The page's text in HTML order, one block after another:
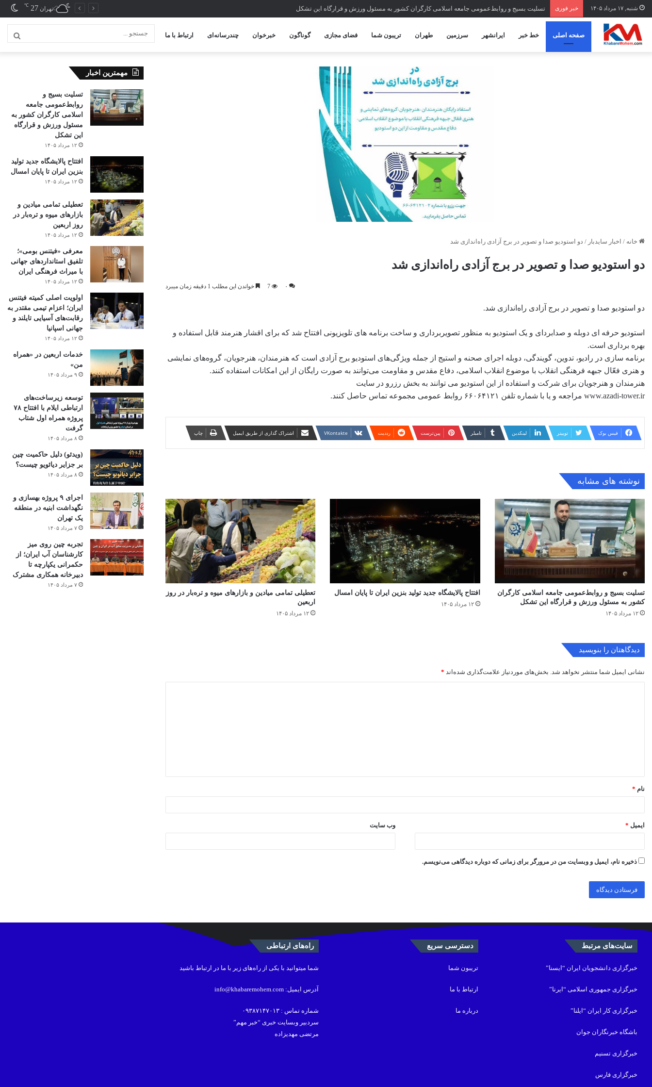
شنبه, ۱۷ مرداد ۱۴۰۵ خبر فوری تسلیت بسیج و روابط‌عمومی جامعه اسلامی کارگران کشور به مسئول ورزش و قرارگاه این تشکل تهران 27
℃
صفحه اصلی خط خبر ایرانشهر سرزمین طهران تریبون شما فضای مجازی گوناگون خبرخوان چندرسانه‌ای ارتباط با ما
خانه / اخبار سایدبار / دو استودیو صدا و تصویر در برج آزادی راه‌اندازی شد
دو استودیو صدا و تصویر در برج آزادی راه‌اندازی شد
۰ 7 خواندن این مطلب 1 دقیقه زمان میبرد
دو استودیو صدا و تصویر در برج آزادی راه‌اندازی شد.
استودیو حرفه ای دوبله و صدابردای و یک استودیو به منظور تصویربرداری و ساخت برنامه های تلویزیونی افتتاح شد که برای اقشار هنرمند قابل استفاده و
بهره برداری است.
برنامه سازی در رادیو، تدوین، گویندگی، دوبله اجرای صحنه و استیج از جمله ویژگی‌های استودیو برج آزادی است که هنرمندان، هنرجویان، گروه‌های نمایشی
و هنری فعّال جبهه فرهنگی انقلاب با موضوع انقلاب اسلامی، دفاع مقدس و مقاومت می‌توانند به صورت رایگان از این امکانات استفاده کنند.
هنرمندان و هنرجویان برای شرکت و استفاده از این استودیو می توانند به بخش رزرو در سایت
www.azadi-tower.ir مراجعه و یا با شماره تلفن ۶۶۰۶۴۱۲۱ روابط عمومی مجموعه تماس حاصل کنند.
فیس بوک توییتر لینکدین ‫تامبلر ‫پین‌ترست ‫رددیت ‫VKontakte اشتراک گذاری از طریق ایمیل چاپ
نوشته های مشابه
تسلیت بسیج و روابط‌عمومی جامعه اسلامی کارگران
کشور به مسئول ورزش و قرارگاه این تشکل
۱۲ مرداد ۱۴۰۵
افتتاح ‌پالایشگاه جدید تولید بنزین ایران تا پایان امسال
۱۲ مرداد ۱۴۰۵
تعطیلی تمامی میادین و بازارهای میوه و تره‌بار در روز
اربعین
۱۲ مرداد ۱۴۰۵
دیدگاهتان را بنویسید
نشانی ایمیل شما منتشر نخواهد شد. بخش‌های موردنیاز علامت‌گذاری شده‌اند *
*
نام *
ایمیل * وب‌ سایت
ذخیره نام، ایمیل و وبسایت من در مرورگر برای زمانی که دوباره دیدگاهی می‌نویسم.
مهمترین اخبار
تسلیت بسیج و
روابط‌عمومی جامعه
اسلامی کارگران کشور به
مسئول ورزش و قرارگاه
این تشکل
۱۲ مرداد ۱۴۰۵
افتتاح ‌پالایشگاه جدید تولید
بنزین ایران تا پایان امسال
۱۲ مرداد ۱۴۰۵
تعطیلی تمامی میادین و
بازارهای میوه و تره‌بار در
روز اربعین
۱۲ مرداد ۱۴۰۵
معرفی «فیتنس بومی»؛
تلفیق استانداردهای جهانی
با میراث فرهنگی ایران
۱۲ مرداد ۱۴۰۵
اولویت اصلی کمیته فیتنس
ایران؛ اعزام تیمی مقتدر به
رقابت‌های آسیایی تایلند و
جهانی اسپانیا
۱۲ مرداد ۱۴۰۵
خدمات اربعین در «همراه
من»
۹ مرداد ۱۴۰۵
توسعه زیرساخت‌های
ارتباطی ایلام با افتتاح ۷۸
پروژه همراه اول شتاب
گرفت
۸ مرداد ۱۴۰۵
(ویدئو) دلیل حاکمیت چین
بر جزایر دیائویو چیست؟
۸ مرداد ۱۴۰۵
اجرای ۹ پروژه بهسازی و
نگهداشت ابنیه در منطقه
یک تهران
۷ مرداد ۱۴۰۵
تجربه چین روی میز
کارشناسان آب ایران؛ از
حکمرانی یکپارچه تا
دبیرخانه همکاری مشترک
۷ مرداد ۱۴۰۵
سایت‌های مرتبط
خبرگزاری دانشجویان ایران “ایسنا”
خبرگزاری جمهوری اسلامی “ایرنا”
خبرگزاری کار ایران “ایلنا”
باشگاه خبرنگاران جوان
خبرگزاری تسنیم
خبرگزاری فارس
دسترسی سریع
تریبون شما
ارتباط با ما
درباره ما
راه‌های ارتباطی
شما میتوانید با یکی از راه‌های زیر با ما در ارتباط باشید
آدرس ایمیل: info@khabaremohem.com
شماره تماس : ۰۹۳۸۷۱۴۷۰۱۳
سردبیر وبسایت خبری “خبر مهم”
مرتضی مهدیزاده